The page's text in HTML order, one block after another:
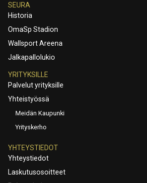
SEURA
Historia
OmaSp Stadion
Wallsport Areena
Jalkapallolukio
YRITYKSILLE
Palvelut yrityksille
Yhteistyössä
Meidän Kaupunki
Yrityskerho
YHTEYSTIEDOT
Yhteystiedot
Laskutusosoitteet